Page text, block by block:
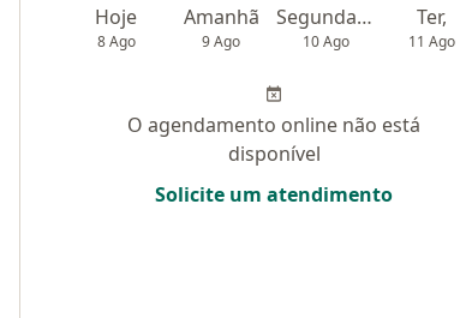
Hoje
8 Ago
Amanhã
9 Ago
Segunda-feira
10 Ago
Ter,
11 Ago
O agendamento online não está
disponível
Solicite um atendimento